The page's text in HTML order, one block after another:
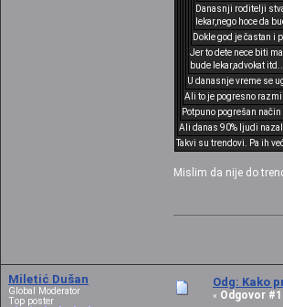
Danasnji roditelji
lekar,nego hoce da
Dokle god je častan i
Jer to dete nece biti
bude lekar,advokat itd...
U danasnje vreme se
Ali to je pogresno
Potpuno pogrešan
Ali danas 90% ljudi
Takvi su trendovi. Pa ih
Mislim da nije do
Miletić Dušan
Global Moderator
Top poster
Odg: Kako
« Odgovor